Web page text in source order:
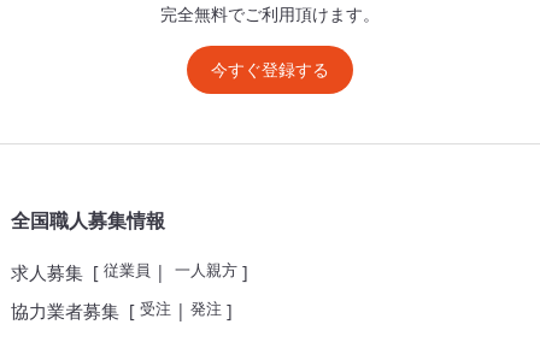
完全無料でご利用頂けます。
今すぐ登録する
全国職人募集情報
求人募集[ 従業員 | 一人親方]
協力業者募集[ 受注| 発注]